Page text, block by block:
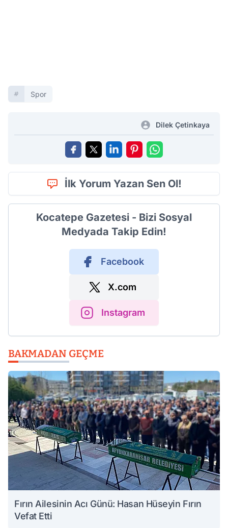
Spor
Dilek Çetinkaya
İlk Yorum Yazan Sen Ol!
Kocatepe Gazetesi - Bizi Sosyal
Medyada Takip Edin!
Facebook
X.com
Instagram
BAKMADAN GEÇME
Fırın Ailesinin Acı Günü: Hasan Hüseyin Fırın
Vefat Etti